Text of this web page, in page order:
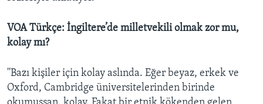
VOA Türkçe: İngiltere’de milletvekili olmak zor mu,
kolay mı?
''Bazı kişiler için kolay aslında. Eğer beyaz, erkek ve
Oxford, Cambridge üniversitelerinden birinde